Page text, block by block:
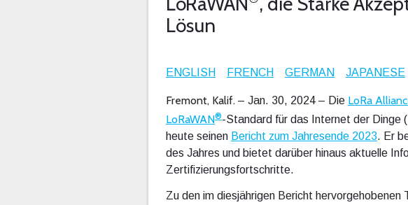
Lösun
ENGLISH FRENCH GERMAN JAPANESE
Fremont, Kalif. – Jan. 30, 2024 – Die LoRa
LoRaWAN®-Standard für das Internet der
heute seinen Bericht zum Jahresende 2023. Er
des Jahres und bietet darüber hinaus aktuelle
Zertifizierungsfortschritte.
Zu den im diesjährigen Bericht hervorgehobenen